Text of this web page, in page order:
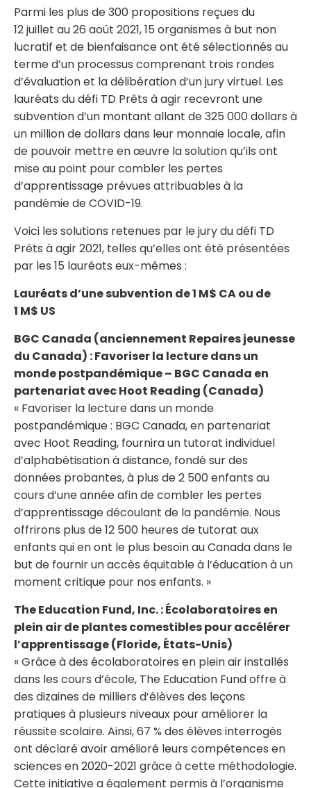
Parmi les plus de 300 propositions reçues du
12 juillet au 26 août 2021, 15 organismes à but non
lucratif et de bienfaisance ont été sélectionnés au
terme d’un processus comprenant trois rondes
d’évaluation et la délibération d’un jury virtuel. Les
lauréats du défi TD Prêts à agir recevront une
subvention d’un montant allant de 325 000 dollars à
un million de dollars dans leur monnaie locale, afin
de pouvoir mettre en œuvre la solution qu’ils ont
mise au point pour combler les pertes
d’apprentissage prévues attribuables à la
pandémie de COVID-19.
Voici les solutions retenues par le jury du défi TD
Prêts à agir 2021, telles qu’elles ont été présentées
par les 15 lauréats eux-mêmes :
Lauréats d’une subvention de 1 M$ CA ou de
1 M$ US
BGC Canada (anciennement Repaires jeunesse
du Canada) : Favoriser la lecture dans un
monde postpandémique – BGC Canada en
partenariat avec Hoot Reading (Canada)
« Favoriser la lecture dans un monde
postpandémique : BGC Canada, en partenariat
avec Hoot Reading, fournira un tutorat individuel
d’alphabétisation à distance, fondé sur des
données probantes, à plus de 2 500 enfants au
cours d’une année afin de combler les pertes
d’apprentissage découlant de la pandémie. Nous
offrirons plus de 12 500 heures de tutorat aux
enfants qui en ont le plus besoin auCanadadans le
but de fournir un accès équitable à l’éducation à un
moment critique pour nos enfants. »
The Education Fund, Inc. : Écolaboratoires en
plein air de plantes comestibles pour accélérer
l’apprentissage (Floride, États-Unis)
« Grâce à des écolaboratoires en plein air installés
dans les cours d’école, The Education Fund offre à
des dizaines de milliers d’élèves des leçons
pratiques à plusieurs niveaux pour améliorer la
réussite scolaire. Ainsi, 67 % des élèves interrogés
ont déclaré avoir amélioré leurs compétences en
sciences en 2020-2021 grâce à cette méthodologie.
Cette initiative a également permis à l’organisme